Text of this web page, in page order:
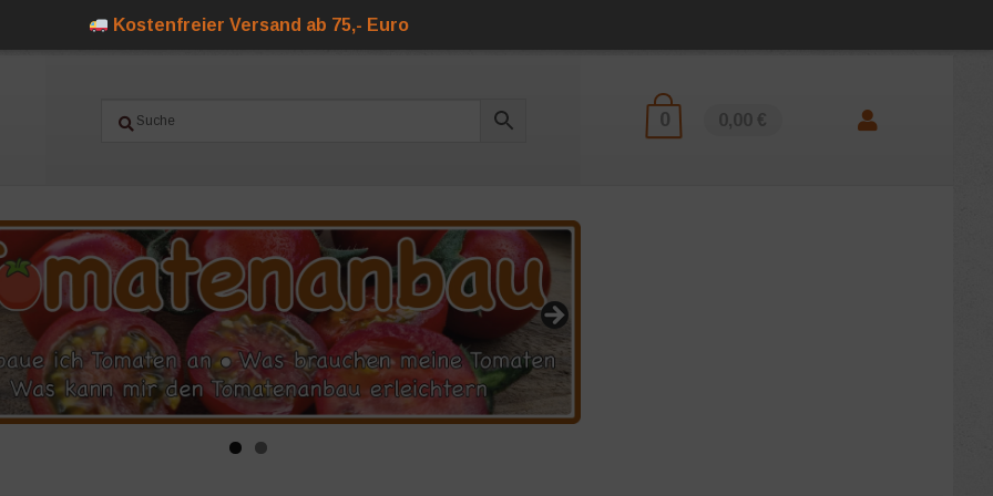
Kostenfreier Versand ab 75,- Euro
0 0,00 €